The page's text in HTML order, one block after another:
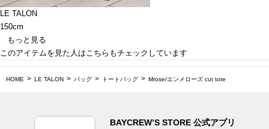
LE TALON
150cm
もっと見る
このアイテムを見た人はこちらもチェックしています
HOME LE TALON バッグ トートバッグ Mrose/エンメローズ cut tote
BAYCREW’S STORE 公式アプリ